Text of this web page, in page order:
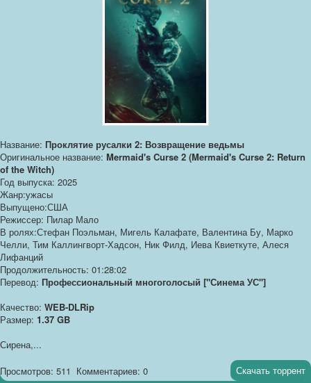
Название: Проклятие русалки 2: Возвращение ведьмы
Оригинальное название: Mermaid's Curse 2 (Mermaid's Curse 2: Return
of the Witch)
Год выпуска: 2025
Жанр:ужасы
Выпущено:США
Режиссер: Пилар Мало
В ролях:Стефан Поэльман, Мигель Калафате, Валентина Бу, Марко
Челли, Тим Каллингворт-Хадсон, Ник Филд, Иева Квиеткуте, Алеся
Лифанций
Продолжительность: 01:28:02
Перевод: Профессиональный многоголосый ["Синема УС"]
Качество: WEB-DLRip
Размер: 1.37 GB
Сирена,...
Просмотров: 511 Комментариев: 0 Скачать торрент